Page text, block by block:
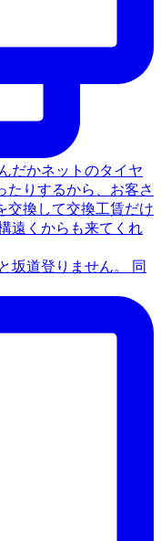
坂道登りません。 同